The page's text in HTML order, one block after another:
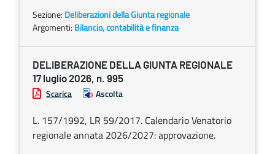
Sezione: Deliberazioni della Giunta regionale
Argomenti: Bilancio, contabilità e finanza
DELIBERAZIONE DELLA GIUNTA REGIONALE
17 luglio 2026, n. 995
Scarica Ascolta
L. 157/1992, LR 59/2017. Calendario Venatorio
regionale annata 2026/2027: approvazione.